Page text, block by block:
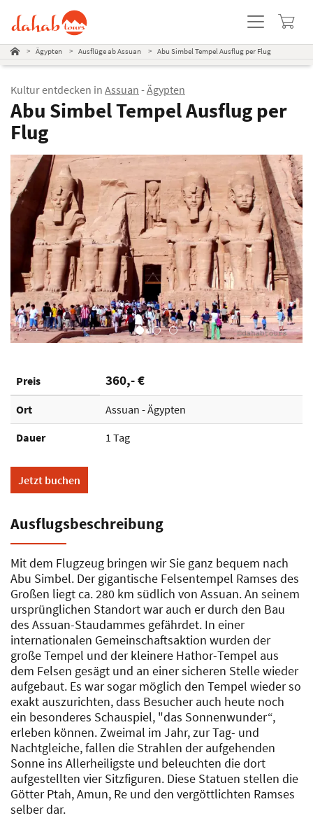
> Ägypten > Ausflüge ab Assuan > Abu Simbel Tempel Ausflug per Flug
Nicht enthalten
Beliebte Ausflüge
Kultur entdecken in Assuan -Ägypten
Abu Simbel Tempel Ausflug per
Flug
Preis 360,- €
Ort
Assuan - Ägypten
Dauer
1 Tag
Jetzt buchen
Ausflugsbeschreibung
Mit dem Flugzeug bringen wir Sie ganz bequem nach
Abu Simbel. Der gigantische Felsentempel Ramses des
Großen liegt ca. 280 km südlich von Assuan. An seinem
ursprünglichen Standort war auch er durch den Bau
des Assuan-Staudammes gefährdet. In einer
internationalen Gemeinschaftsaktion wurden der
große Tempel und der kleinere Hathor-Tempel aus
dem Felsen gesägt und an einer sicheren Stelle wieder
aufgebaut. Es war sogar möglich den Tempel wieder so
exakt auszurichten, dass Besucher auch heute noch
ein besonderes Schauspiel, "das Sonnenwunder“,
erleben können. Zweimal im Jahr, zur Tag- und
Nachtgleiche, fallen die Strahlen der aufgehenden
Sonne ins Allerheiligste und beleuchten die dort
aufgestellten vier Sitzfiguren. Diese Statuen stellen die
Götter Ptah, Amun, Re und den vergöttlichten Ramses
selber dar.